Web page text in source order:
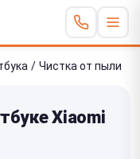
/ Чистка от пыли
Xiaomi